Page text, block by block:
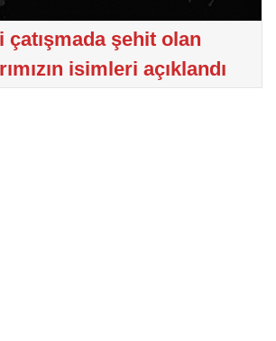
çatışmada şehit olan
isimleri açıklandı